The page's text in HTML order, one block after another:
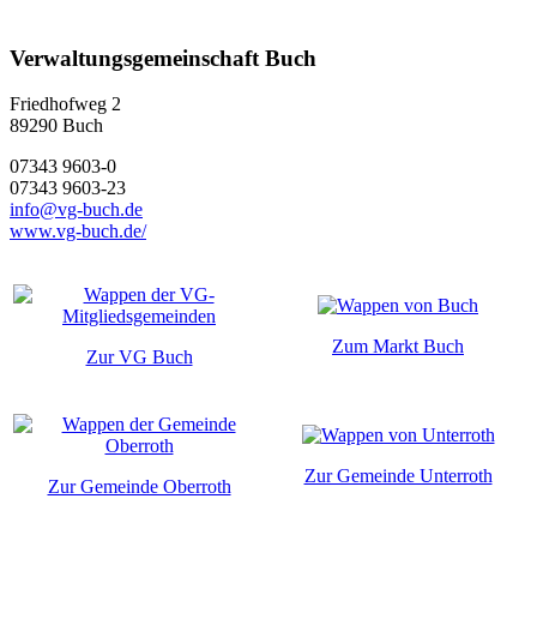
Verwaltungsgemeinschaft Buch
Friedhofweg 2
89290 Buch
07343 9603-0
07343 9603-23
info@vg-buch.de
www.vg-buch.de/
Zur VG Buch
Zum Markt Buch
Zur Gemeinde Oberroth
Zur Gemeinde Unterroth